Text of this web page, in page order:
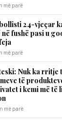
më parë
24-vjeçar
në fushë pasi u
më parë
Nuk ka rritje
të
i kemi më të
më parë